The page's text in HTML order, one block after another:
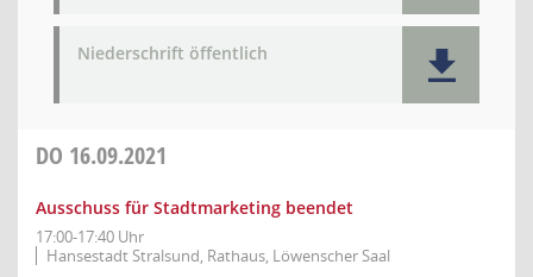
Niederschrift öffentlich
DO 16.09.2021
Ausschuss für Stadtmarketing beendet
17:00-17:40 Uhr
Hansestadt Stralsund, Rathaus, Löwenscher Saal